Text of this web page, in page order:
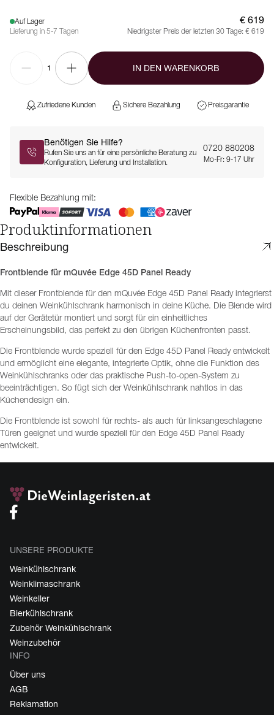
Auf Lager
Lieferung in 5-7 Tagen
€ 619
Niedrigster Preis der letzten 30 Tage: € 619
1 IN DEN WARENKORB
Zufriedene Kunden Sichere Bezahlung Preisgarantie
Benötigen Sie Hilfe?
Rufen Sie uns an für eine persönliche Beratung zu
Konfiguration, Lieferung und Installation.
0720 880208
Mo-Fr: 9-17 Uhr
Flexible Bezahlung mit:
Produktinformationen
Beschreibung
Frontblende für mQuvée Edge 45D Panel Ready
Mit dieser Frontblende für den mQuvée Edge 45D Panel Ready integrierst
du deinen Weinkühlschrank harmonisch in deine Küche. Die Blende wird
auf der Gerätetür montiert und sorgt für ein einheitliches
Erscheinungsbild, das perfekt zu den übrigen Küchenfronten passt.
Die Frontblende wurde speziell für den Edge 45D Panel Ready entwickelt
und ermöglicht eine elegante, integrierte Optik, ohne die Funktion des
Weinkühlschranks oder das praktische Push-to-open-System zu
beeinträchtigen. So fügt sich der Weinkühlschrank nahtlos in das
Küchendesign ein.
Die Frontblende ist sowohl für rechts- als auch für linksangeschlagene
Türen geeignet und wurde speziell für den Edge 45D Panel Ready
entwickelt.
UNSERE PRODUKTE
Weinkühlschrank
Weinklimaschrank
Weinkeller
Bierkühlschrank
Zubehör Weinkühlschrank
Weinzubehör
INFO
Über uns
AGB
Reklamation